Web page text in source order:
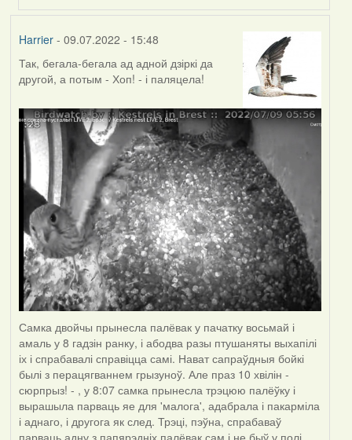
Harrier- 09.07.2022 - 15:48
Так, бегала-бегала ад адной дзіркі да
другой, а потым - Хоп! - і паляцела!
Самка двойчы прынесла палёвак у пачатку восьмай і
амаль у 8 гадзін ранку, і абодва разы птушаняты выхапілі
іх і спрабавалі справіцца самі. Нават сапраўдныя бойкі
былі з перацягваннем грызуноў. Але праз 10 хвілін -
сюрпрыз! - , у 8:07 самка прынесла трэцюю палёўку і
вырашыла парваць яе для 'малога', адабрала і пакарміла
і аднаго, і другога як след. Трэці, пэўна, спрабаваў
парваць адну з папярэдніх палёвак сам і не быў у полі